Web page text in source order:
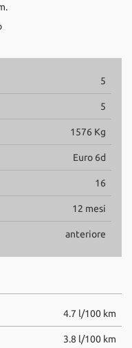
5
5
1576 Kg
Euro 6d
16
12 mesi
anteriore
4.7 l/100 km
3.8 l/100 km